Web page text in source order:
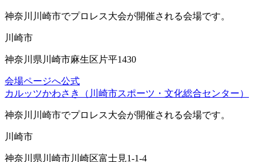
神奈川川崎市でプロレス大会が開催される会場です。
川崎市
神奈川県川崎市麻生区片平1430
会場ページへ公式
カルッツかわさき（川崎市スポーツ・文化総合センター）
神奈川川崎市でプロレス大会が開催される会場です。
川崎市
神奈川県川崎市川崎区富士見1-1-4